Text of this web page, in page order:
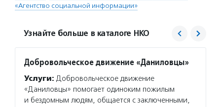
«Агентство социальной информации»
Узнайте больше в каталоге НКО
Добровольческое движение «Даниловцы»
Услуги: Добровольческое движение
«Даниловцы» помогает одиноким пожилым
и бездомным людям, общается с заключенными,